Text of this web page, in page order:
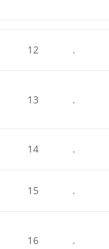
12 .
13 .
14 .
15 .
16 .